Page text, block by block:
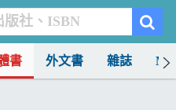
書 外文書 雜誌